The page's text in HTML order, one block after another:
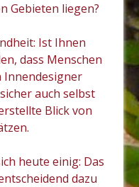
Gebieten liegen?
Ist Ihnen
dass Menschen
Innendesigner
auch selbst
Blick von
heute einig: Das
dazu